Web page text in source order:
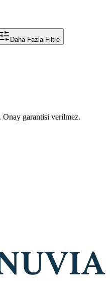
Daha Fazla Filtre
garantisi verilmez.